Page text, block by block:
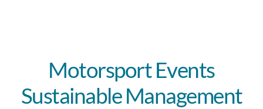
Motorsport Events
Sustainable Management